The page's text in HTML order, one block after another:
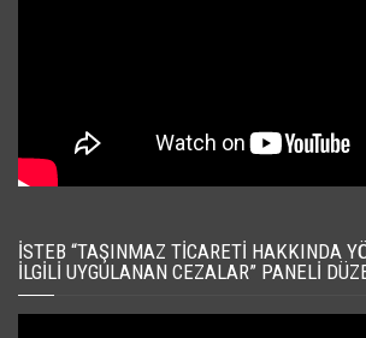
İSTEB “TAŞINMAZ TICARETI HAKKINDA
İLGILI UYGULANAN CEZALAR” PANELI